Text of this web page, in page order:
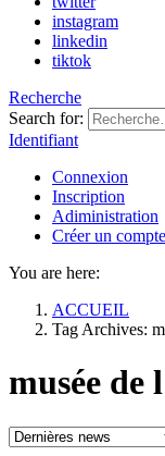
instagram
linkedin
tiktok
Recherche
Search for:
Identifiant
Connexion
Inscription
Adiministration
Créer un compte
You are here:
ACCUEIL
Tag Archives:
musée de